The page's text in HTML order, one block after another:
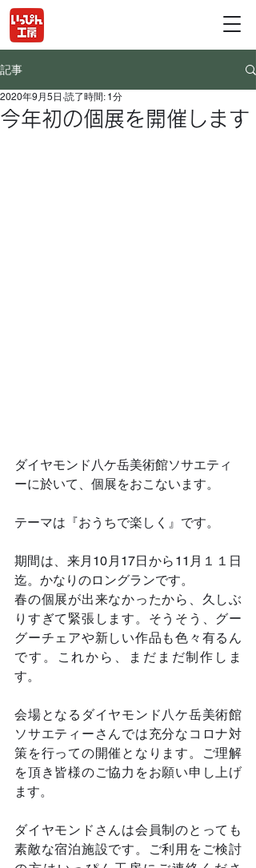
記事
今年初の個展を開催します
2020年9月5日 読了時間: 1分
ダイヤモンド八ケ岳美術館ソサエティ
ーに於いて、個展をおこないます。
テーマは『おうちで楽しく』です。
期間は、来月10月17日から11月１１日
迄。かなりのロングランです。
春の個展が出来なかったから、久しぶ
りすぎて緊張します。そうそう、グー
グーチェアや新しい作品も色々有るん
です。これから、まだまだ制作しま
す。
会場となるダイヤモンド八ケ岳美術館
ソサエティーさんでは充分なコロナ対
策を行っての開催となります。ご理解
を頂き皆様のご協力をお願い申し上げ
ます。
ダイヤモンドさんは会員制のとっても
素敵な宿泊施設です。ご利用をご検討